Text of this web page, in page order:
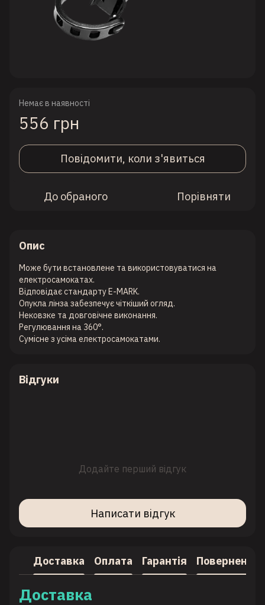
Немає в наявності
556 грн
Повідомити, коли з'явиться
До обраного Порівняти
Опис
Може бути встановлене та використовуватися на
електросамокатах.
Відповідає стандарту E-MARK.
Опукла лінза забезпечує чіткіший огляд.
Нековзке та довговічне виконання.
Регулювання на 360°.
Сумісне з усіма електросамокатами.
Відгуки
Додайте перший відгук
Написати відгук
Доставка Оплата Гарантія Повернення
Доставка